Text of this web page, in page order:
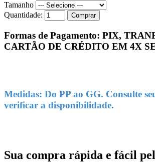
Tamanho
Quantidade:
Comprar
Formas de Pagamento: PIX,
CARTÃO DE CRÉDITO EM 4X
Medidas: Do PP ao GG. Consulte
verificar a disponibilidade.
Sua compra rápida e fácil